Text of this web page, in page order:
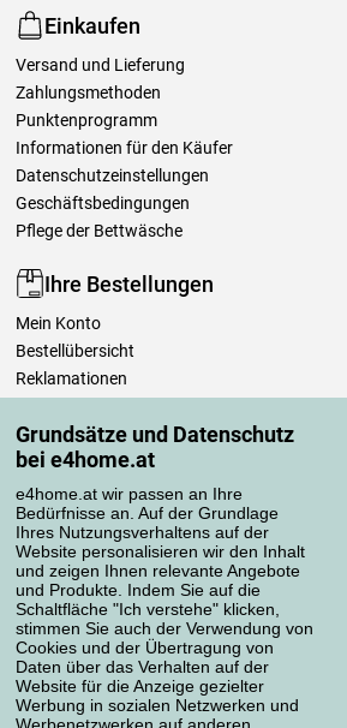
Grundsätze und Datenschutz
bei e4home.at
e4home.at wir passen an Ihre
Bedürfnisse an. Auf der Grundlage
Ihres Nutzungsverhaltens auf der
Website personalisieren wir den Inhalt
und zeigen Ihnen relevante Angebote
und Produkte. Indem Sie auf die
Schaltfläche "Ich verstehe" klicken,
stimmen Sie auch der Verwendung von
Cookies und der Übertragung von
Daten über das Verhalten auf der
Website für die Anzeige gezielter
Werbung in sozialen Netzwerken und
Einkaufen
Versand und Lieferung
Zahlungsmethoden
Punktenprogramm
Informationen für den Käufer
Datenschutzeinstellungen
Geschäftsbedingungen
Pflege der Bettwäsche
Ihre Bestellungen
Mein Konto
Bestellübersicht
Reklamationen
Einfach mehr wissen
Richtlinien zur Verarbeitung von Bewertungen
Transportarten
Zahlungsmethoden